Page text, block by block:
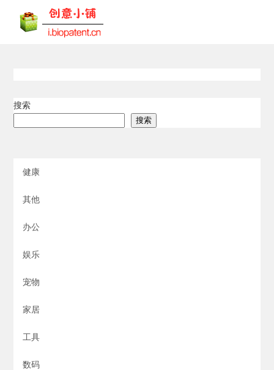
搜索
搜索
健康
其他
办公
娱乐
宠物
家居
工具
数码